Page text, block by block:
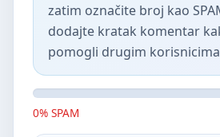
zatim označite broj kao
dodajte kratak komentar
pomogli drugim
0% SPAM